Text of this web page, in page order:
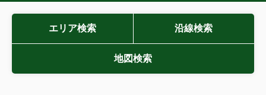
エリア検索 沿線検索
地図検索